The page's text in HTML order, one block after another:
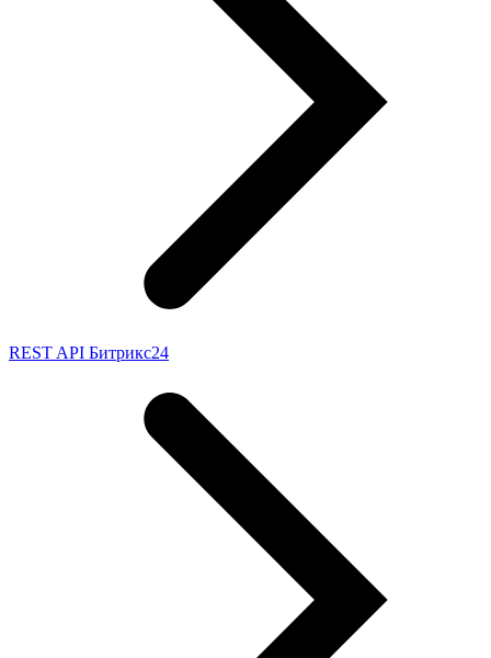
REST API Битрикс24